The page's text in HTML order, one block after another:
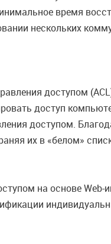
время
нескольких
доступом
доступ
доступом.
их в «белом»
на основе Web-